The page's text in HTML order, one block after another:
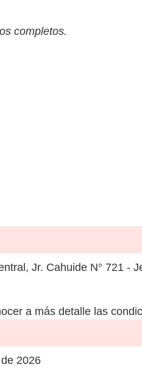
completos.
Jr. Cahuide N° 721 -
a más detalle las
2026